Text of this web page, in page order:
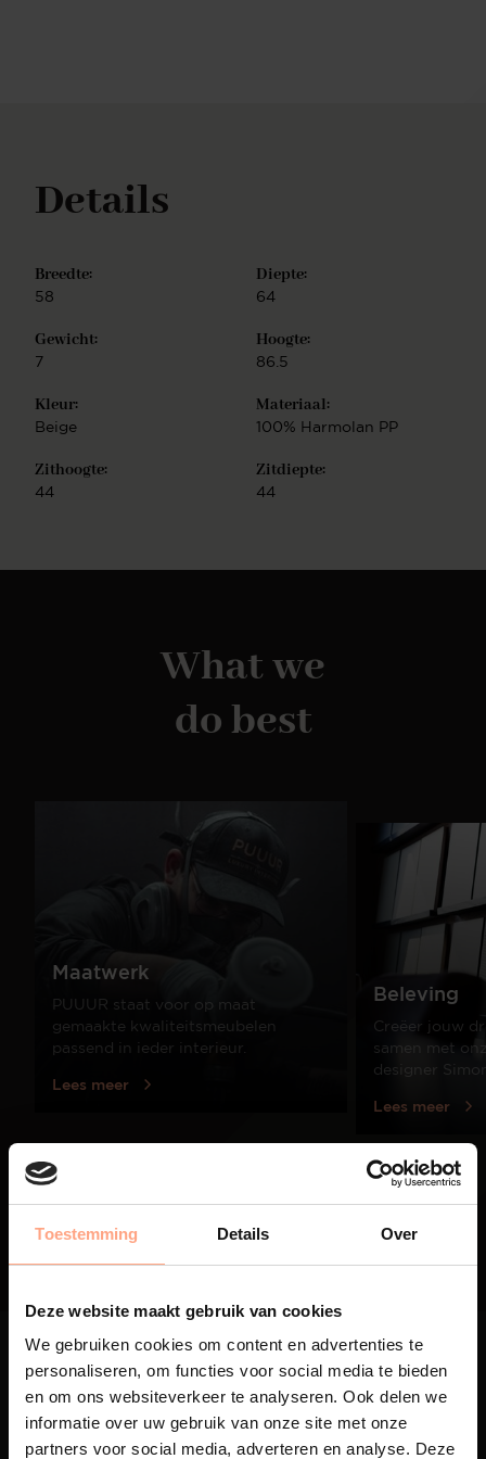
Toestemming Details Over
Deze website maakt gebruik van cookies
We gebruiken cookies om content en advertenties te
personaliseren, om functies voor social media te bieden
en om ons websiteverkeer te analyseren. Ook delen we
informatie over uw gebruik van onze site met onze
partners voor social media, adverteren en analyse. Deze
ook kiezen voor mobiliteit en kiezen voor het Glide
frame: een onderstel met draaiende zwenkwielen, in
Details
Breedte:
58
Diepte:
64
Gewicht:
7
Hoogte:
86.5
Kleur:
Beige
Materiaal:
100% Harmolan PP
Zithoogte:
44
Zitdiepte:
44
What we
do best
01
Maatwerk
PUUUR staat voor op maat
gemaakte kwaliteitsmeubelen
passend in ieder interieur.
Lees meer
Beleving
Creëer jouw
samen met
designer
Lees meer
Maatwerk